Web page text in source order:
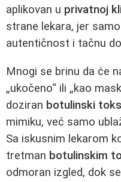
aplikovan u privatnoj
strane lekara, jer
autentičnost i tačnu
Mnogi se brinu da će
„ukočeno“ ili „kao
doziran botulinski
mimiku, već samo
Sa iskusnim lekarom
tretman botulinskim
odmoran izgled, dok